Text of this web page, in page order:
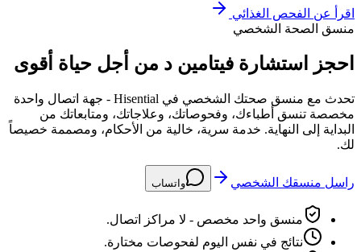
اقرأ عن الفحص الغذائي
منسق الصحة الشخصي
احجز استشارة فيتامين د من أجل حياة أقوى
تحدث مع منسق صحتك الشخصي في Hisential - جهة اتصال واحدة
مخصصة تنسق أطباءك، وفحوصاتك، وعلاجاتك، ومتابعاتك من
البداية إلى النهاية. خدمة سرية، خالية من الأحكام، ومصممة خصيصاً
لك.
راسل منسقك الشخصي واتساب
منسق واحد مخصص - لا مراكز اتصال.
نتائج في نفس اليوم لفحوصات مختارة.